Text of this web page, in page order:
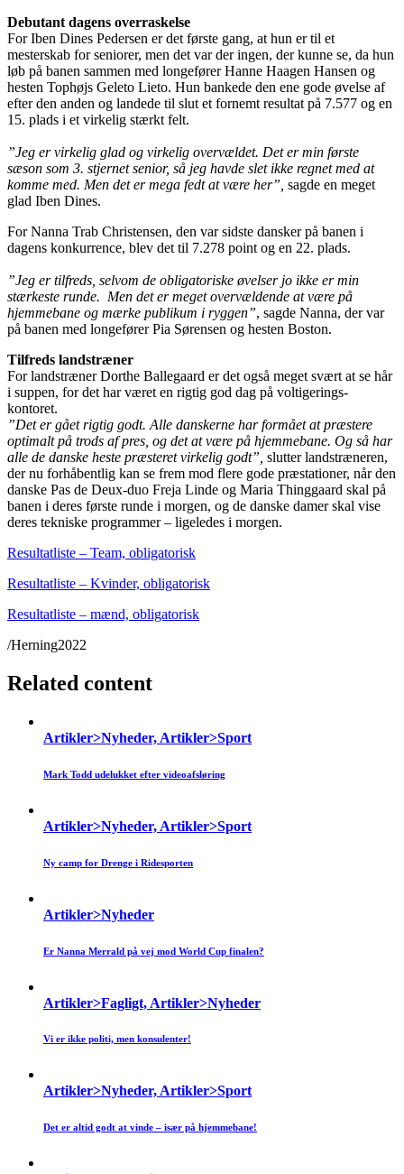
Debutant dagens overraskelse
For Iben Dines Pedersen er det første gang, at hun er til et
mesterskab for seniorer, men det var der ingen, der kunne se, da hun
løb på banen sammen med longefører Hanne Haagen Hansen og
hesten Tophøjs Geleto Lieto. Hun bankede den ene gode øvelse af
efter den anden og landede til slut et fornemt resultat på 7.577 og en
15. plads i et virkelig stærkt felt.
”Jeg er virkelig glad og virkelig overvældet. Det er min første
sæson som 3. stjernet senior, så jeg havde slet ikke regnet med at
komme med. Men det er mega fedt at være her”, sagde en meget
glad Iben Dines.
For Nanna Trab Christensen, den var sidste dansker på banen i
dagens konkurrence, blev det til 7.278 point og en 22. plads.
”Jeg er tilfreds, selvom de obligatoriske øvelser jo ikke er min
stærkeste runde. Men det er meget overvældende at være på
hjemmebane og mærke publikum i ryggen”, sagde Nanna, der var
på banen med longefører Pia Sørensen og hesten Boston.
Tilfreds landstræner
For landstræner Dorthe Ballegaard er det også meget svært at se hår
i suppen, for det har været en rigtig god dag på voltigerings-
kontoret.
”Det er gået rigtig godt. Alle danskerne har formået at præstere
optimalt på trods af pres, og det at være på hjemmebane. Og så har
alle de danske heste præsteret virkelig godt”, slutter landstræneren,
der nu forhåbentlig kan se frem mod flere gode præstationer, når den
danske Pas de Deux-duo Freja Linde og Maria Thinggaard skal på
banen i deres første runde i morgen, og de danske damer skal vise
deres tekniske programmer – ligeledes i morgen.
Resultatliste – Team, obligatorisk
Resultatliste – Kvinder, obligatorisk
Resultatliste – mænd, obligatorisk
/Herning2022
Related content
Artikler>Nyheder, Artikler>Sport
Mark Todd udelukket efter videoafsløring
Artikler>Nyheder, Artikler>Sport
Ny camp for Drenge i Ridesporten
Artikler>Nyheder
Er Nanna Merrald på vej mod World Cup finalen?
Artikler>Fagligt, Artikler>Nyheder
Vi er ikke politi, men konsulenter!
Artikler>Nyheder, Artikler>Sport
Det er altid godt at vinde – især på hjemmebane!